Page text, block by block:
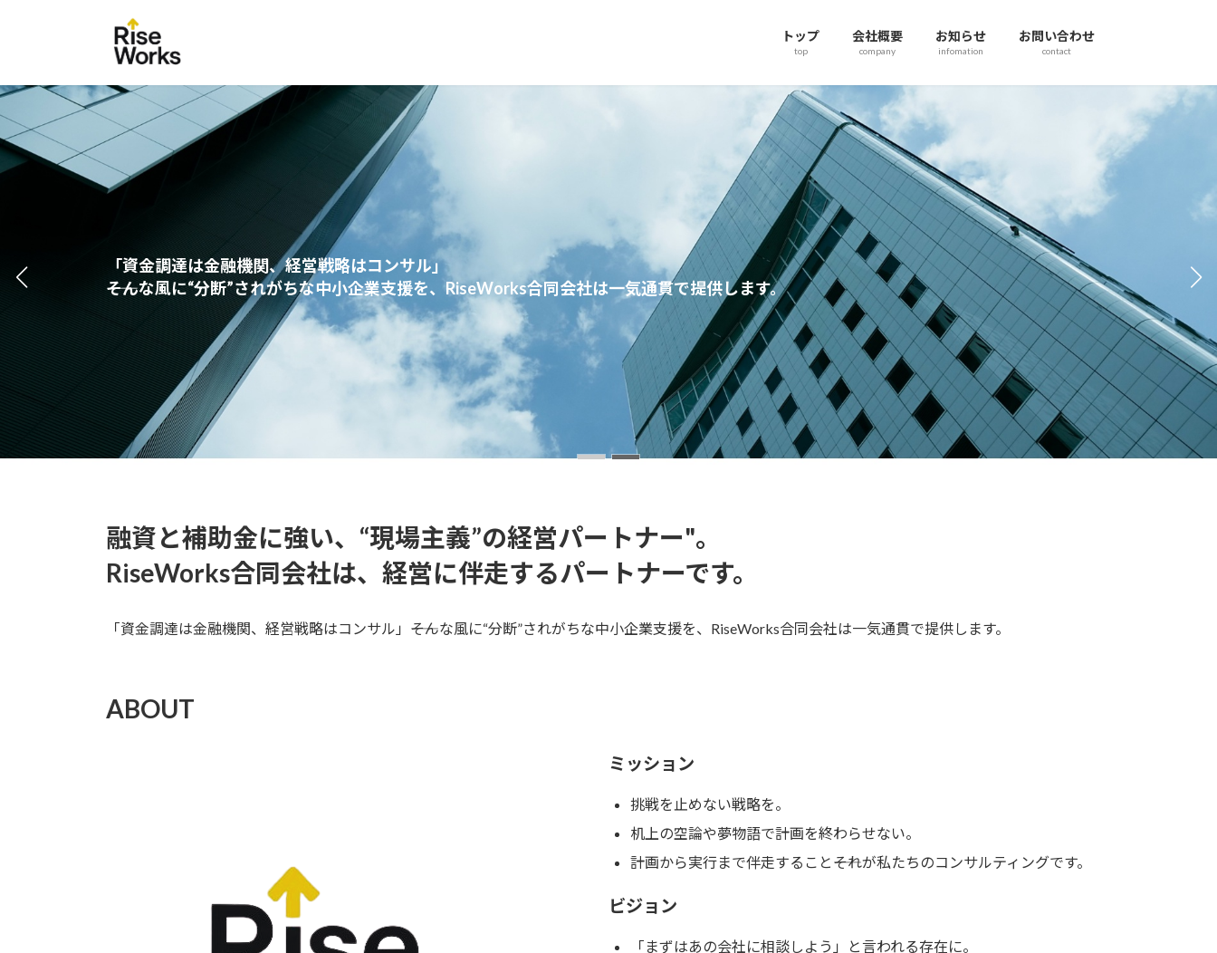
ツ
へ
ス
シ
ョ
ン
トップ
top
会社概要
company
お知らせ
infomation
お問い合わせ
contact
融資と補助金に強い、“現場主義”の経営パートナー
融資と補助金に強い、“現場主義”の経営パートナー"。
RiseWorks合同会社は、経営に伴走するパートナーです。
「資金調達は金融機関、経営戦略はコンサル」――そんな風に“分断”されがちな中小企業支援を、RiseWorks合同会社は一気通貫で提供します。
ABOUT
ミッション
挑戦を止めない戦略を。
机上の空論や夢物語で計画を終わらせない。
計画から実行まで伴走すること――それが私たちのコンサルティングです。
ビジョン
「まずはあの会社に相談しよう」と言われる存在に。